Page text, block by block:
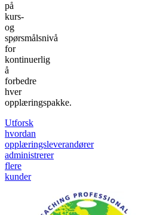
på
kurs-
og
spørsmålsnivå
for
kontinuerlig
å
forbedre
hver
opplæringspakke.
Utforsk
hvordan
opplæringsleverandører
administrerer
flere
kunder